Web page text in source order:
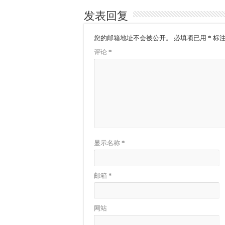
发表回复
您的邮箱地址不会被公开。 必填项已用 * 标注
评论 *
显示名称 *
邮箱 *
网站